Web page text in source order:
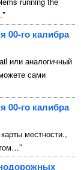
”
00-го калибра
или аналогичный
сами
00-го калибра
местности.,
”